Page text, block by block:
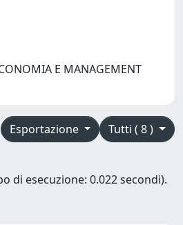
E MANAGEMENT
Tutti ( 8 )
Esportazione
di esecuzione: 0.022 secondi).